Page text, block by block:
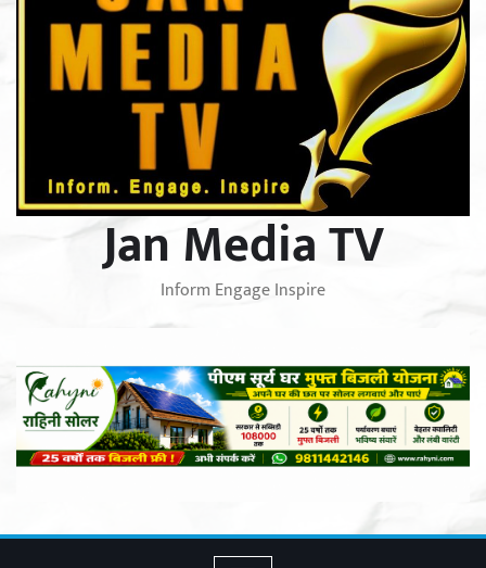
Jan Media TV
Inform Engage Inspire